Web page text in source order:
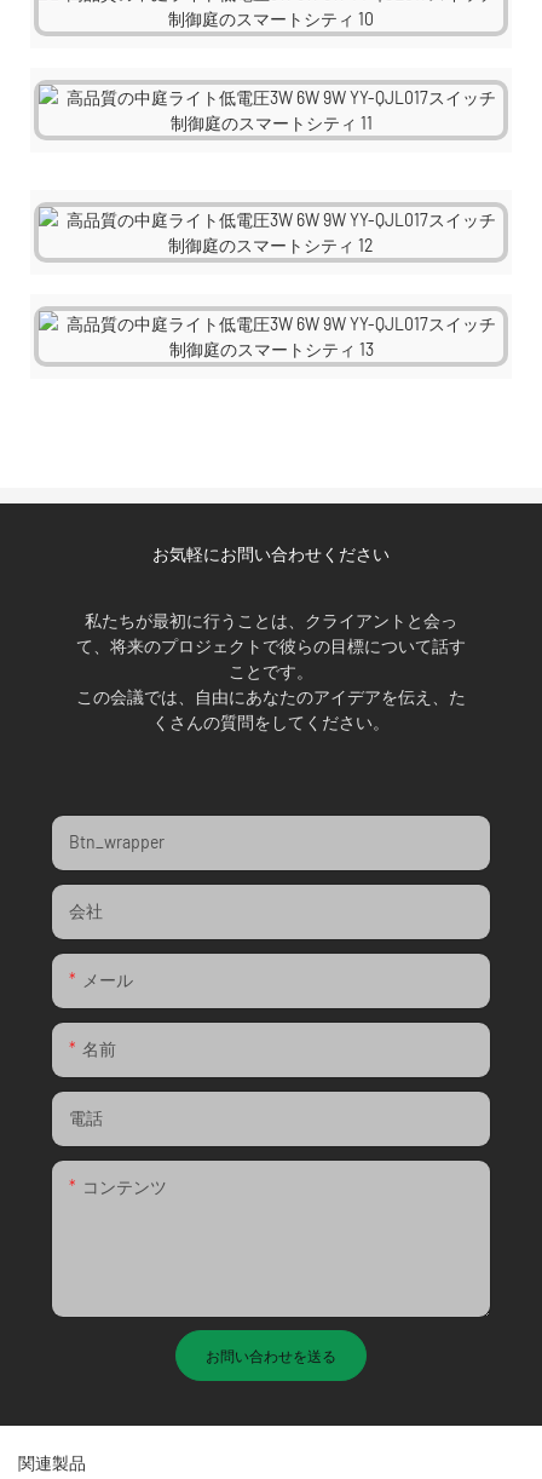
お気軽にお問い合わせください
私たちが最初に行うことは、クライアントと会っ
て、将来のプロジェクトで彼らの目標について話す
ことです。
この会議では、自由にあなたのアイデアを伝え、た
くさんの質問をしてください。
Btn_wrapper
会社
メール
名前
電話
コンテンツ
お問い合わせを送る
関連製品